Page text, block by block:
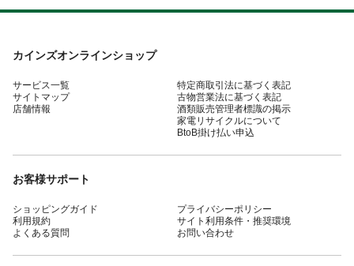
カインズオンラインショップ
サービス一覧
サイトマップ
店舗情報
特定商取引法に基づく表記
古物営業法に基づく表記
酒類販売管理者標識の掲示
家電リサイクルについて
BtoB掛け払い申込
お客様サポート
ショッピングガイド
利用規約
よくある質問
プライバシーポリシー
サイト利用条件・推奨環境
お問い合わせ